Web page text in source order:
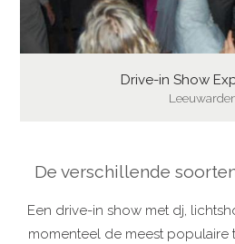
Drive-in Show
De verschillende
Een drive-in show met dj,
momenteel de meest populaire